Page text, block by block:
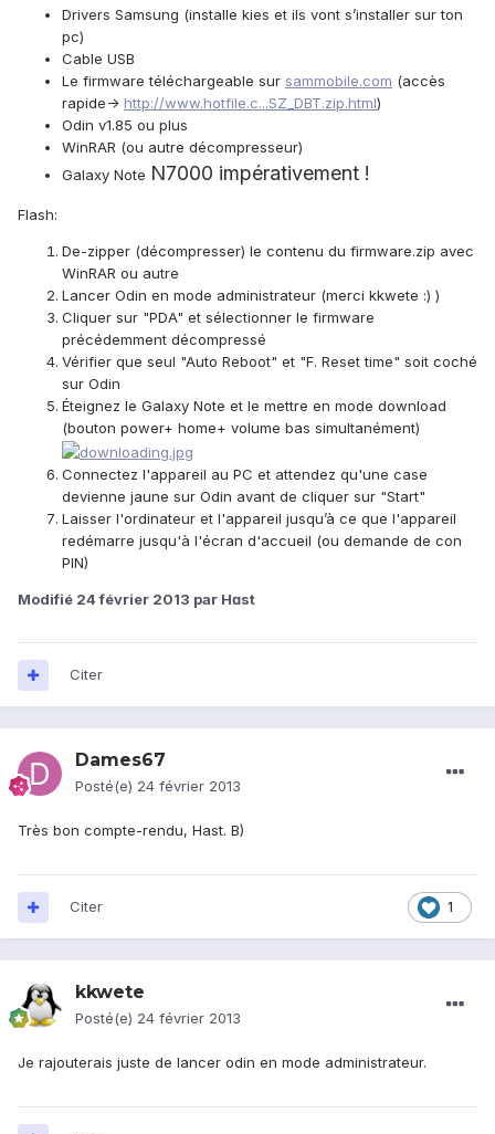
Drivers Samsung (installe kies et ils vont s’installer sur ton
pc)
Cable USB
Le firmware téléchargeable sur sammobile.com (accès
rapide-> http://www.hotfile.c...SZ_DBT.zip.html)
Odin v1.85 ou plus
WinRAR (ou autre décompresseur)
Galaxy Note N7000 impérativement !
Flash:
De-zipper (décompresser) le contenu du firmware.zip avec
WinRAR ou autre
Lancer Odin en mode administrateur (merci kkwete :) )
Cliquer sur "PDA" et sélectionner le firmware
précédemment décompressé
Vérifier que seul "Auto Reboot" et "F. Reset time" soit coché
sur Odin
Éteignez le Galaxy Note et le mettre en mode download
(bouton power+ home+ volume bas simultanément)
Connectez l'appareil au PC et attendez qu'une case
devienne jaune sur Odin avant de cliquer sur "Start"
Laisser l'ordinateur et l'appareil jusqu’à ce que l'appareil
redémarre jusqu'à l'écran d'accueil (ou demande de con
PIN)
Modifié 24 février 2013 par Hɑst
Citer
Dames67
Posté(e) 24 février 2013
Très bon compte-rendu, Hast. B)
1
Citer
kkwete
Posté(e) 24 février 2013
Je rajouterais juste de lancer odin en mode administrateur.